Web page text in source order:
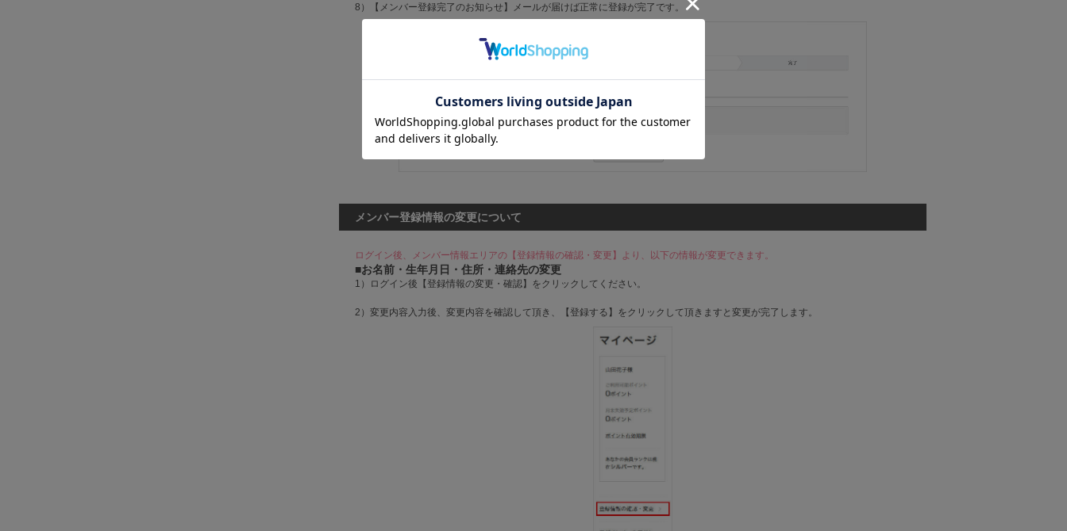
8）【メンバー登録完了のお知らせ】メールが届けば正常に登録が完了です。
メンバー登録情報の変更について
ログイン後、メンバー情報エリアの【登録情報の確認・変更】より、以下の情報が変更できます。
■お名前・生年月日・住所・連絡先の変更
1）ログイン後【登録情報の変更・確認】をクリックしてください。
2）変更内容入力後、変更内容を確認して頂き、【登録する】をクリックして頂きますと変更が完了します。